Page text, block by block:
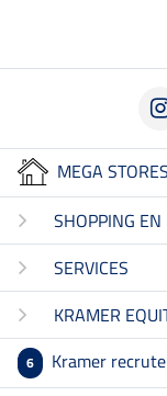
MEGA STORES
SHOPPING EN
SERVICES
KRAMER
6 Kramer recrute